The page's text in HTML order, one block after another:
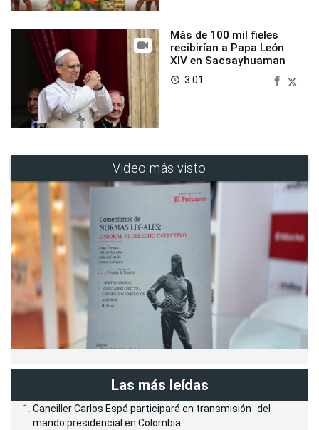
Más de 100 mil fieles
recibirían a Papa León
XIV en Sacsayhuaman
access_time 3:01
Video más visto
Las más leídas
Canciller Carlos Espá participará en transmisión del
mando presidencial en Colombia